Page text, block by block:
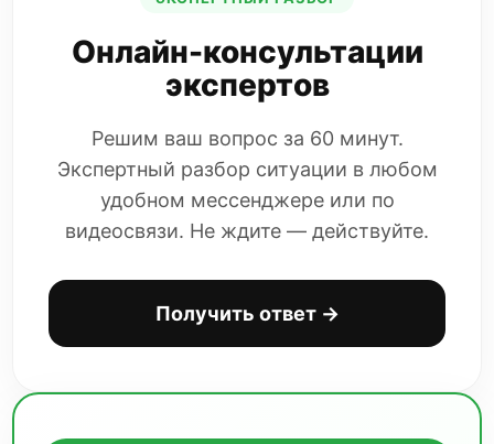
Онлайн-консультации
экспертов
Решим ваш вопрос за 60 минут.
Экспертный разбор ситуации в любом
удобном мессенджере или по
видеосвязи. Не ждите — действуйте.
Получить ответ →